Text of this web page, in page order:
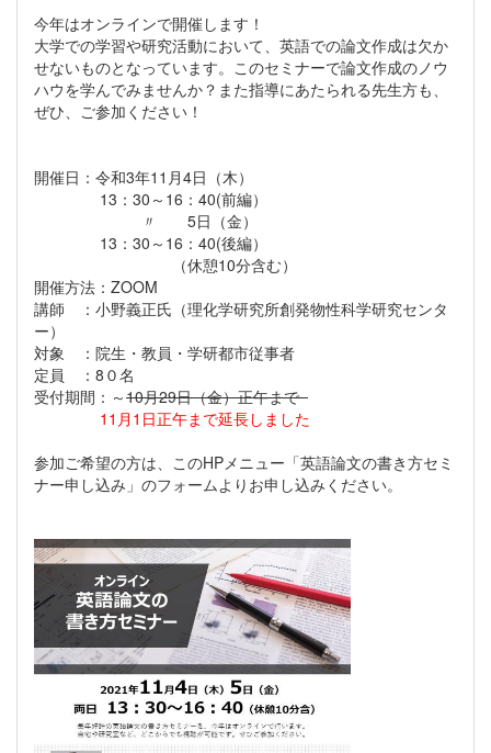
今年はオンラインで開催します！
大学での学習や研究活動において、英語での論文作成は欠か
せないものとなっています。このセミナーで論文作成のノウ
ハウを学んでみませんか？また指導にあたられる先生方も、
ぜひ、ご参加ください！
開催日：令和3年11月4日（木）
13：30～16：40(前編）
〃 5日（金）
13：30～16：40(後編）
（休憩10分含む）
開催方法：ZOOM
講師 ：小野義正氏（理化学研究所創発物性科学研究センタ
ー）
対象 ：院生・教員・学研都市従事者
定員 ：8０名
受付期間：～10月29日（金）正午まで
11月1日正午まで延長しました
参加ご希望の方は、このHPメニュー「英語論文の書き方セミ
ナー申し込み」のフォームよりお申し込みください。